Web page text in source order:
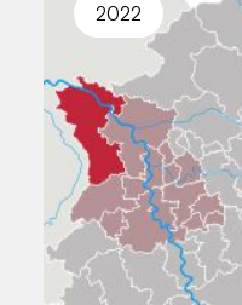
2022